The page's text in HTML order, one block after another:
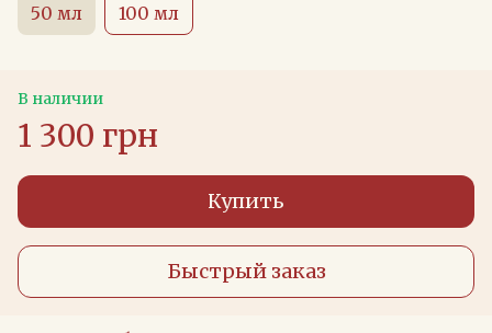
50 мл 100 мл
В наличии
1 300 грн
Купить
Быстрый заказ